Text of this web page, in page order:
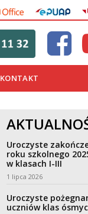
OFFICE
KONTAKT
Uroczyste
roku szkolnego
w klasach I-III
1 lipca 2026
Uroczyste
uczniów klas